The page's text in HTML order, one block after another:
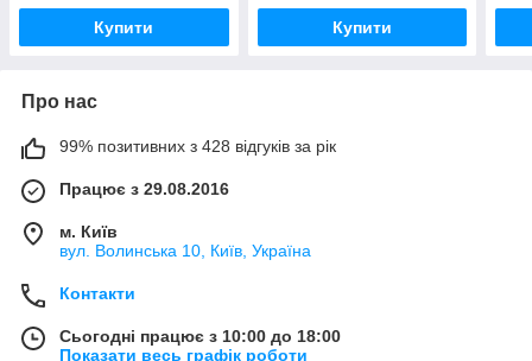
Купити Купити
Про нас
99% позитивних з 428 відгуків за рік
Працює з 29.08.2016
м. Київ
вул. Волинська 10, Київ, Україна
Контакти
Сьогодні працює з 10:00 до 18:00
Показати весь графік роботи